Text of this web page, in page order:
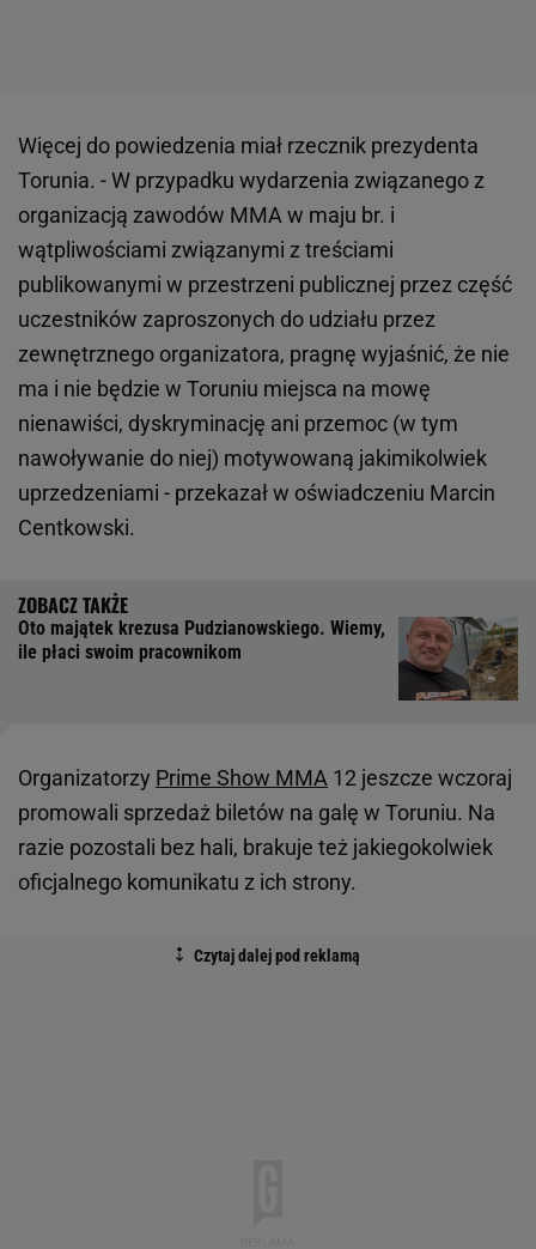
Więcej do powiedzenia miał rzecznik prezydenta
Torunia. - W przypadku wydarzenia związanego z
organizacją zawodów MMA w maju br. i
wątpliwościami związanymi z treściami
publikowanymi w przestrzeni publicznej przez część
uczestników zaproszonych do udziału przez
zewnętrznego organizatora, pragnę wyjaśnić, że nie
ma i nie będzie w Toruniu miejsca na mowę
nienawiści, dyskryminację ani przemoc (w tym
nawoływanie do niej) motywowaną jakimikolwiek
uprzedzeniami - przekazał w oświadczeniu Marcin
Centkowski.
Oto majątek krezusa Pudzianowskiego. Wiemy,
ile płaci swoim pracownikom
Organizatorzy Prime Show MMA 12 jeszcze wczoraj
promowali sprzedaż biletów na galę w Toruniu. Na
razie pozostali bez hali, brakuje też jakiegokolwiek
oficjalnego komunikatu z ich strony.